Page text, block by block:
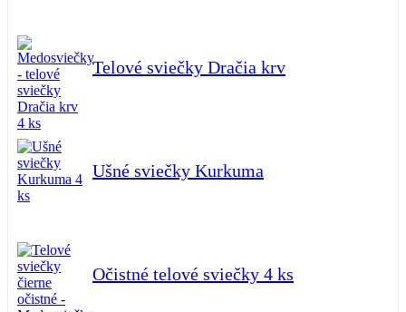
Telové sviečky Dračia krv
Ušné sviečky Kurkuma
Očistné telové sviečky 4 ks